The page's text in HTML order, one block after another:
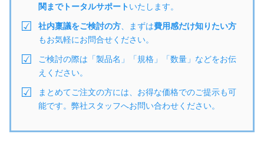
関までトータルサポートいたします。
社内稟議をご検討の方 、まずは費用感だけ知りたい方
もお気軽にお問合せください。
ご検討の際は「製品名」「規格」「数量」などをお伝
えください。
まとめてご注文の方には、お得な価格でのご提示も可
能です。弊社スタッフへお問い合わせください。